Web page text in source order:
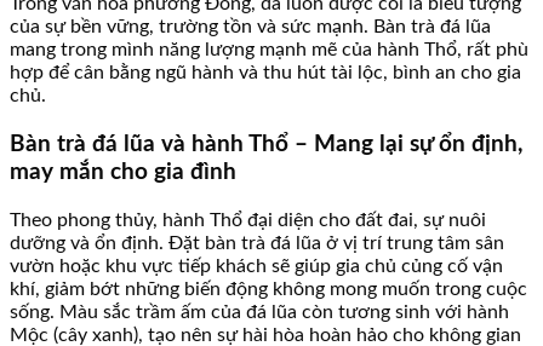
Trong văn hóa phương Đông, đá luôn được coi là biểu tượng
của sự bền vững, trường tồn và sức mạnh. Bàn trà đá lũa
mang trong mình năng lượng mạnh mẽ của hành Thổ, rất phù
hợp để cân bằng ngũ hành và thu hút tài lộc, bình an cho gia
chủ.
Bàn trà đá lũa và hành Thổ – Mang lại sự ổn định,
may mắn cho gia đình
Theo phong thủy, hành Thổ đại diện cho đất đai, sự nuôi
dưỡng và ổn định. Đặt bàn trà đá lũa ở vị trí trung tâm sân
vườn hoặc khu vực tiếp khách sẽ giúp gia chủ củng cố vận
khí, giảm bớt những biến động không mong muốn trong cuộc
sống. Màu sắc trầm ấm của đá lũa còn tương sinh với hành
Mộc (cây xanh), tạo nên sự hài hòa hoàn hảo cho không gian